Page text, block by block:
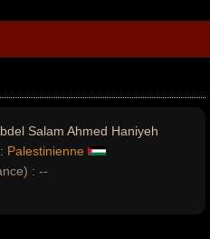
Salam Ahmed Haniyeh
Palestinienne
: --